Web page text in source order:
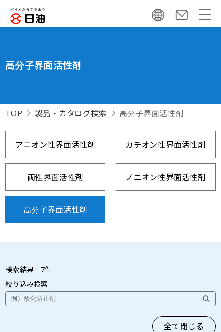
高分子界面活性剤
TOP 製品・カタログ検索 高分子界面活性剤
アニオン性界面活性剤 カチオン性界面活性剤
両性界面活性剤 ノニオン性界面活性剤
高分子界面活性剤
検索結果 7件
絞り込み検索
全て閉じる